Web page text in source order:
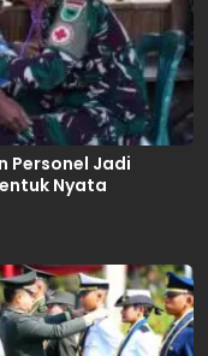
Personel Jadi
Nyata